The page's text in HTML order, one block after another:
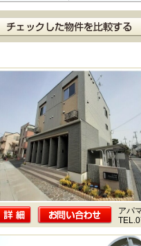
アパ